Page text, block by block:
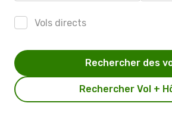
Vols directs
Rechercher Vol +
Rechercher des